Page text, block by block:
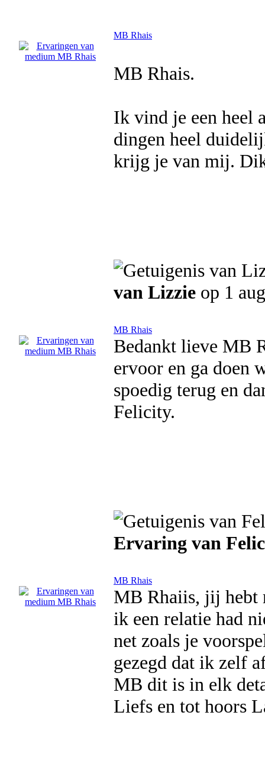
MB Rhais
MB Rhais.
Ik vind je een heel
dingen heel
krijg je van mij.
van Lizzie op 1
MB Rhais
Bedankt lieve MB
ervoor en ga doen
spoedig terug en
Felicity.
Ervaring van
MB Rhais
MB Rhaiis, jij hebt
ik een relatie had
net zoals je
gezegd dat ik zelf
MB dit is in elk
Liefs en tot hoors